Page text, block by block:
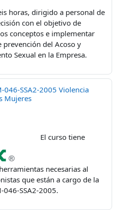
horas, dirigido a personal de
con el objetivo de
conceptos e implementar
prevención del Acoso y
Sexual en la Empresa.
SSA2-2005 Violencia
Mujeres
El curso tiene
necesarias al
que están a cargo de la
SSA2-2005.